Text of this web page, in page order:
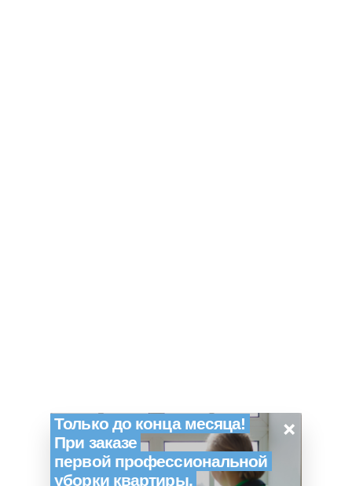
Только до конца месяца!
При заказе
первой профессиональной
уборки квартиры,
×